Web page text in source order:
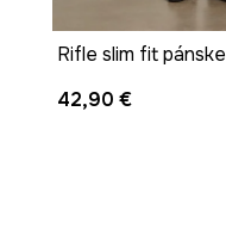
42,90 €